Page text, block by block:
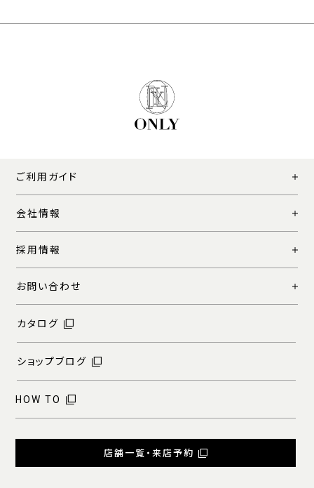
ご利用ガイド
会社情報
採用情報
お問い合わせ
カタログ
ショップブログ
HOW TO
店舗一覧・来店予約